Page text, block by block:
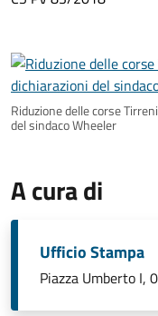
Riduzione delle corse
del sindaco Wheeler
A cura di
Ufficio Stampa
Piazza Umberto I,